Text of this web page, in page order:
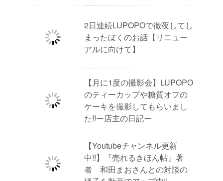
2日連続LUPOPOで徹夜してし
まったぼくのお話【リニュー
アルに向けて】
【月に1度の撮影会】LUPOPO
のティーカップや糖質オフの
ケーキを撮影してもらいまし
た!!ー店主の日記ー
【Youtubeチャンネル更新
中!!】『売れるきほん帖』著
者 和田まおさんとの対談の